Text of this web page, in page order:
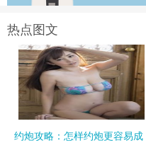
热点图文
约炮攻略：怎样约炮更容易成